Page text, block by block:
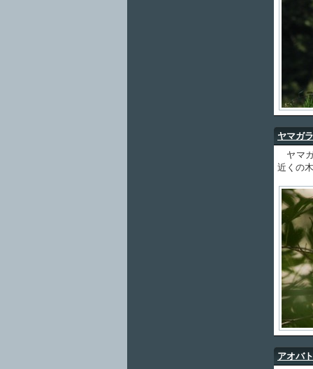
ヤマガラ
ヤマガ
近くの
アオバト